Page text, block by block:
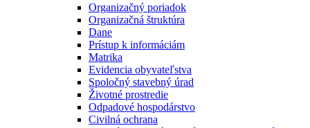
Organizačný poriadok
Organizačná štruktúra
Dane
Prístup k informáciám
Matrika
Evidencia obyvateľstva
Spoločný stavebný úrad
Životné prostredie
Odpadové hospodárstvo
Civilná ochrana